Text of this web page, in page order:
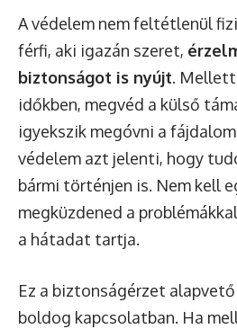
A védelem nem feltétlenül
férfi, aki igazán szeret,
biztonságot is nyújt.
időkben, megvéd a külső
igyekszik megóvni a
védelem azt jelenti, hogy
bármi történjen is. Nem kell
megküzdened a
a hátadat tartja.
Ez a biztonságérzet
boldog kapcsolatban. Ha